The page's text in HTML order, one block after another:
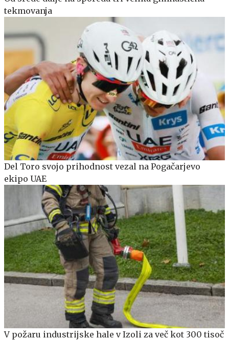
tekmovanja
Del Toro svojo prihodnost vezal na Pogačarjevo
ekipo UAE
V požaru industrijske hale v Izoli za več kot 300 tisoč